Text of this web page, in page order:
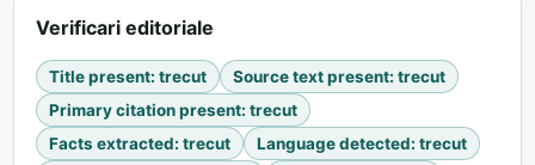
Verificari editoriale
Title present: trecut Source text present: trecut
Primary citation present: trecut
Facts extracted: trecut Language detected: trecut